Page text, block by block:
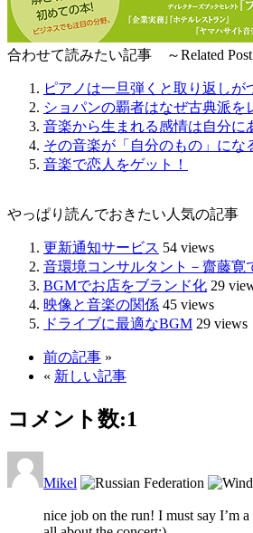
合わせて読みたい記事 ～Related Post
ピアノは一旦弾くと取り返しが
ショパンの覇者はなぜ古典派を
音楽から生まれる感情は自分に
その音楽が「自分のもの」にな
音楽で恋人をゲット！
やっぱり読んでおきたい人気の記事
更新通知サービス 54 views
音環境コンサルタント－齋藤寛
BGMでお店をブランド化 29
映像と音楽の関係 45 views
ドライブに最適なBGM 29 views
前の記事 »
« 新しい記事
コメント数:1
Mikel
nice job on the run! I must say I’m